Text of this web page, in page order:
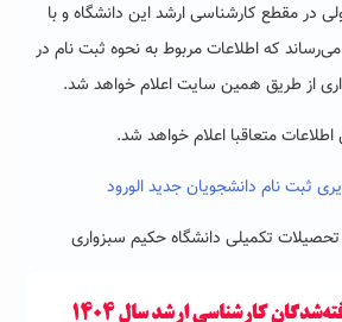
مقطع کارشناسی ارشد این دانشگاه و با
که اطلاعات مربوط به نحوه ثبت نام در
از طریق همین سایت اعلام خواهد شد.
متعاقبا اعلام خواهد شد.
ثبت نام دانشجویان جدید الورود
تکمیلی دانشگاه حکیم سبزواری